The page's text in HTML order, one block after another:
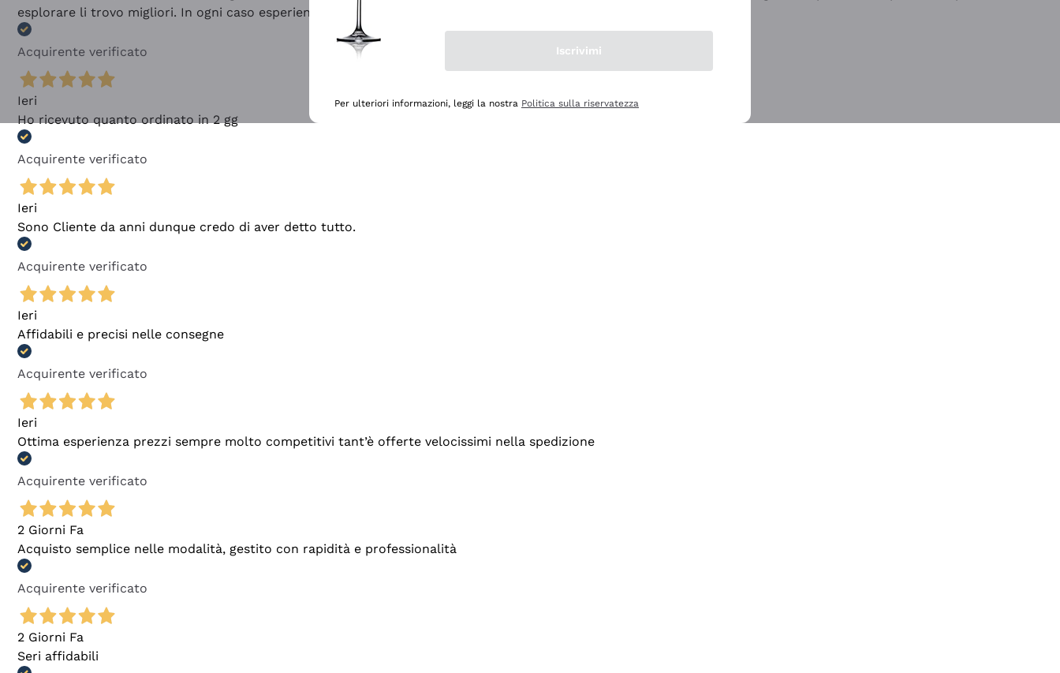
esplorare li trovo migliori. In ogni caso esperienza buona e lo consiglio! 👍
Acquirente verificato
Ieri
Ho ricevuto quanto ordinato in 2 gg
Acquirente verificato
Ieri
Sono Cliente da anni dunque credo di aver detto tutto.
Acquirente verificato
Ieri
Affidabili e precisi nelle consegne
Acquirente verificato
Ieri
Ottima esperienza prezzi sempre molto competitivi tant’è offerte velocissimi nella spedizione
Acquirente verificato
2 Giorni Fa
Acquisto semplice nelle modalità, gestito con rapidità e professionalità
Acquirente verificato
2 Giorni Fa
Seri affidabili
Iscrivimi
Per ulteriori informazioni, leggi la nostra Politica sulla riservatezza